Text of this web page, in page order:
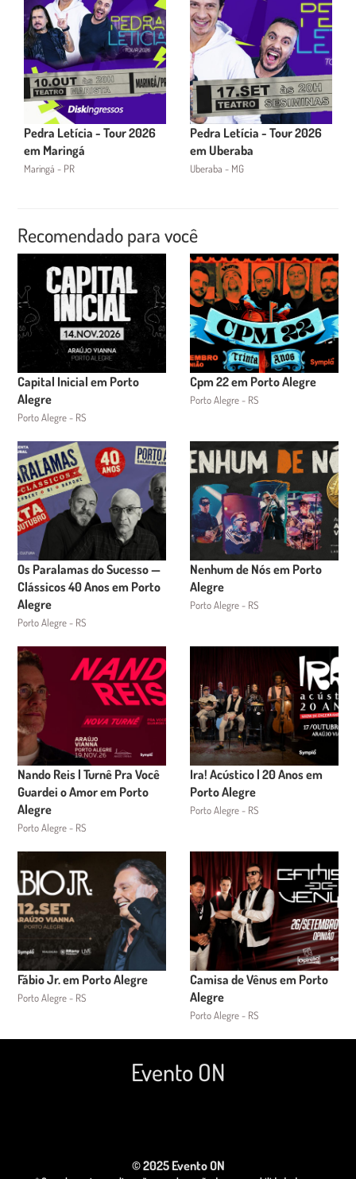
Pedra Letícia - Tour 2026
em Maringá
Maringá - PR
Pedra Letícia - Tour 2026
em Uberaba
Uberaba - MG
Recomendado para você
Capital Inicial em Porto
Alegre
Porto Alegre - RS
Cpm 22 em Porto Alegre
Porto Alegre - RS
Os Paralamas do Sucesso —
Clássicos 40 Anos em Porto
Alegre
Porto Alegre - RS
Nenhum de Nós em Porto
Alegre
Porto Alegre - RS
Nando Reis | Turnê Pra Você
Guardei o Amor em Porto
Alegre
Porto Alegre - RS
Ira! Acústico | 20 Anos em
Porto Alegre
Porto Alegre - RS
Fábio Jr. em Porto Alegre
Porto Alegre - RS
Camisa de Vênus em Porto
Alegre
Porto Alegre - RS
Evento ON
© 2025 Evento ON